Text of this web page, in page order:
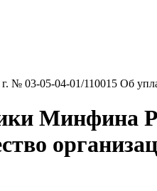
№ 03-05-04-01/110015 Об
Минфина